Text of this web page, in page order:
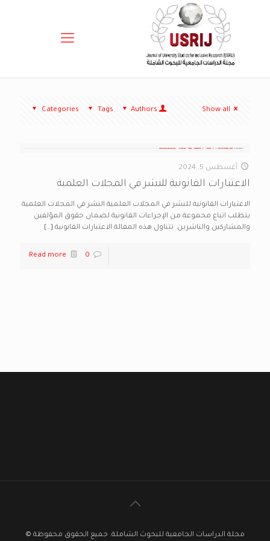
Categories Tags Authors Show all
أغسطس 5, 2024
الاعتبارات القانونية للنشر في المجلات العلمية
الاعتبارات القانونية للنشر في المجلات العلمية النشر في المجلات العلمية
يتطلب اتباع مجموعة من الإجراءات القانونية لضمان حقوق المؤلفين
والمشاركين والناشرين. تتناول هذه المقالة الاعتبارات القانونية […]
0
Read more
مجلة الدراسات الجامعية للبحوث الشاملة. جميع الحقوق محفوظة ©